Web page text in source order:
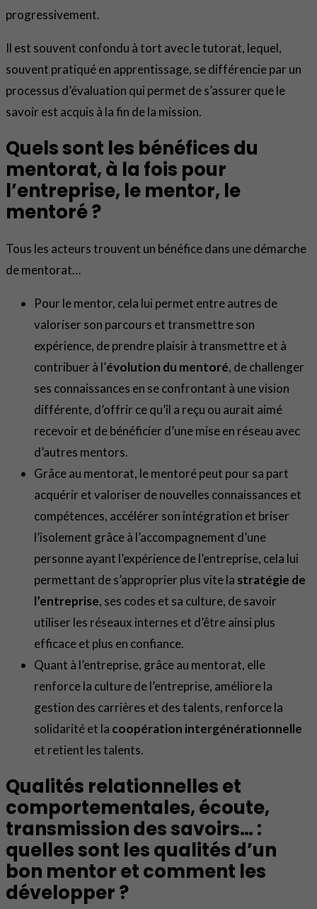
progressivement.
Il est souvent confondu à tort avec le tutorat, lequel,
souvent pratiqué en apprentissage, se différencie par un
processus d’évaluation qui permet de s’assurer que le
savoir est acquis à la fin de la mission.
Quels sont les bénéfices du
mentorat, à la fois pour
l’entreprise, le mentor, le
mentoré ?
Tous les acteurs trouvent un bénéfice dans une démarche
de mentorat…
Pour le mentor, cela lui permet entre autres de
valoriser son parcours et transmettre son
expérience, de prendre plaisir à transmettre et à
contribuer à l’évolution du mentoré, de challenger
ses connaissances en se confrontant à une vision
différente, d’offrir ce qu’il a reçu ou aurait aimé
recevoir et de bénéficier d’une mise en réseau avec
d’autres mentors.
Grâce au mentorat, le mentoré peut pour sa part
acquérir et valoriser de nouvelles connaissances et
compétences, accélérer son intégration et briser
l’isolement grâce à l’accompagnement d’une
personne ayant l’expérience de l’entreprise, cela lui
permettant de s’approprier plus vite la stratégie de
l’entreprise, ses codes et sa culture, de savoir
utiliser les réseaux internes et d’être ainsi plus
efficace et plus en confiance.
Quant à l’entreprise, grâce au mentorat, elle
renforce la culture de l’entreprise, améliore la
gestion des carrières et des talents, renforce la
solidarité et la coopération intergénérationnelle
et retient les talents.
Qualités relationnelles et
comportementales, écoute,
transmission des savoirs… :
quelles sont les qualités d’un
bon mentor et comment les
développer ?